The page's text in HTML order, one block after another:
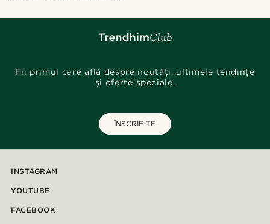
Fii primul care află despre noutăți, ultimele tendințe
și oferte speciale.
ÎNSCRIE-TE
INSTAGRAM
YOUTUBE
FACEBOOK